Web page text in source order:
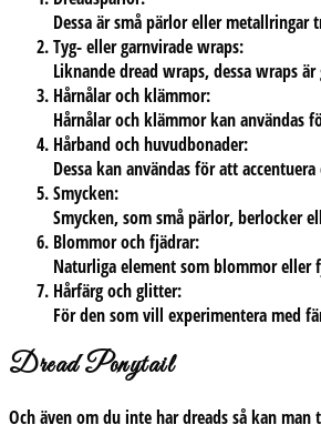
Dessa är små pärlor eller
Tyg- eller garnvirade wraps:
Liknande dread wraps, dessa wraps
Hårnålar och klämmor:
Hårnålar och klämmor kan användas
Hårband och huvudbonader:
Dessa kan användas för att
Smycken:
Smycken, som små pärlor, berlocker
Blommor och fjädrar:
Naturliga element som blommor eller
Hårfärg och glitter:
För den som vill experimentera med
Dread Ponytail
Och även om du inte har dreads så kan